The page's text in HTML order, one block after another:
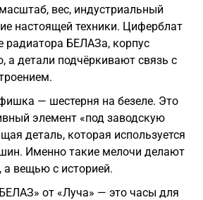
вес, индустриальный
настоящей техники. Циферблат
радиатора БЕЛАЗа, корпус
а детали подчёркивают связь с
— шестерня на безеле. Это
элемент «под заводскую
деталь, которая используется
Именно такие мелочи делают
а вещью с историей.
от «Луча» — это часы для